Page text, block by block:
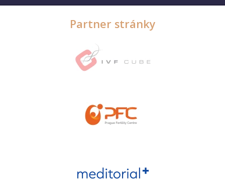
Partner stránky